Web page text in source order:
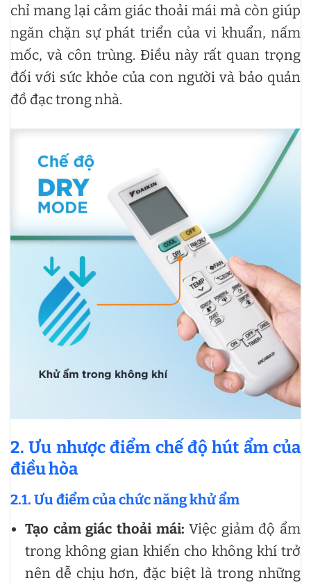
chỉ mang lại cảm giác thoải mái mà còn giúp
ngăn chặn sự phát triển của vi khuẩn, nấm
mốc, và côn trùng. Điều này rất quan trọng
đối với sức khỏe của con người và bảo quản
đồ đạc trong nhà.
2. Ưu nhược điểm chế độ hút ẩm của
điều hòa
2.1. Ưu điểm của chức năng khử ẩm
Tạo cảm giác thoải mái: Việc giảm độ ẩm
trong không gian khiến cho không khí trở
nên dễ chịu hơn, đặc biệt là trong những